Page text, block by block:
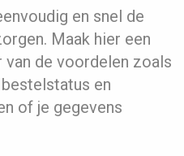
en snel de
Maak hier een
de voordelen zoals
en
of je gegevens